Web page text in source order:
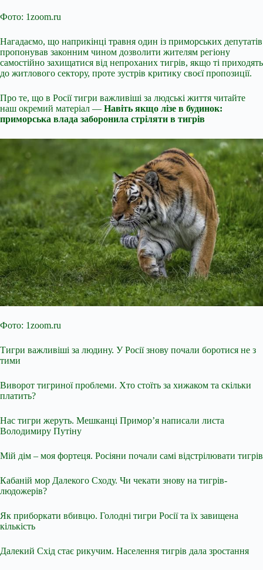
Фото: 1zoom.ru
Нагадаємо, що наприкінці травня один із приморських депутатів
пропонував законним чином дозволити жителям регіону
самостійно захищатися від непроханих тигрів, якщо ті приходять
до житлового сектору, проте зустрів критику своєї пропозиції.
Про те, що в Росії тигри важливіші за людські життя читайте
наш окремий матеріал — Навіть якщо лізе в будинок:
приморська влада заборонила стріляти в тигрів
Фото: 1zoom.ru
Тигри важливіші за людину. У Росії знову почали боротися не з
тими
Виворот тигриної проблеми. Хто стоїть за хижаком та скільки
платить?
Нас тигри жеруть. Мешканці Примор’я написали листа
Володимиру Путіну
Мій дім – моя фортеця. Росіяни почали самі відстрілювати тигрів
Кабаній мор Далекого Сходу. Чи чекати знову на тигрів-
людожерів?
Як приборкати вбивцю. Голодні тигри Росії та їх завищена
кількість
Далекий Схід стає рикучим. Населення тигрів дала зростання